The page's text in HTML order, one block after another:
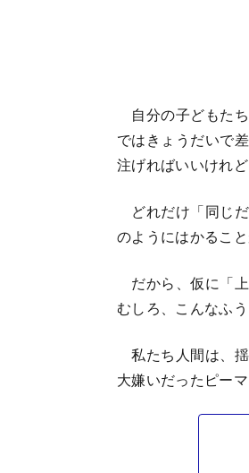
自分の子どもた
ではきょうだいで
注げればいいけれ
どれだけ「同じ
のようにはかるこ
だから、仮に「
むしろ、こんなふ
私たち人間は、
大嫌いだったピー